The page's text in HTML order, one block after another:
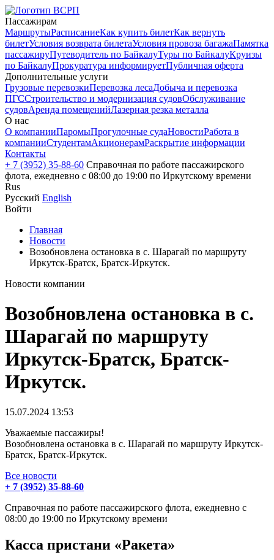
Пассажирам
МаршрутыРасписаниеКак купить билетКак вернуть
билетУсловия возврата билетаУсловия провоза багажаПамятка
пассажируПутеводитель по БайкалуТуры по БайкалуКруизы
по БайкалуПрокуратура информируетПубличная оферта
Дополнительные услуги
Грузовые перевозкиПеревозка лесаДобыча и перевозка
ПГССтроительство и модернизация судовОбслуживание
судовАренда помещенийЛазерная резка металла
О нас
О компанииПаромыПрогулочные судаНовостиРабота в
компанииСтудентамАкционерамРаскрытие информации
Контакты
+ 7 (3952) 35-88-60 Справочная по работе пассажирского
флота, ежедневно с 08:00 до 19:00 по Иркутскому времени
Rus
Русский English
Войти
Главная
Новости
Возобновлена остановка в с. Шарагай по маршруту
Иркутск-Братск, Братск-Иркутск.
Новости компании
Возобновлена остановка в с.
Шарагай по маршруту
Иркутск-Братск, Братск-
Иркутск.
15.07.2024 13:53
Уважаемые пассажиры!
Возобновлена остановка в с. Шарагай по маршруту Иркутск-
Братск, Братск-Иркутск.
Все новости
+ 7 (3952) 35-88-60
Справочная по работе пассажирского флота, ежедневно с
08:00 до 19:00 по Иркутскому времени
Касса пристани «Ракета»